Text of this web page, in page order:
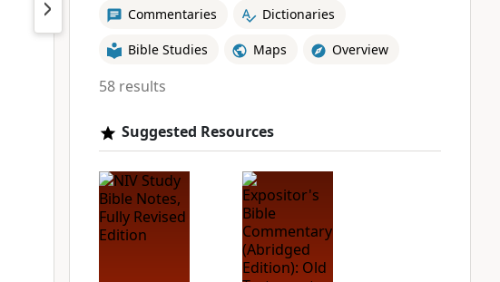
Commentaries Dictionaries
Bible Studies Maps Overview
58 results
Suggested Resources